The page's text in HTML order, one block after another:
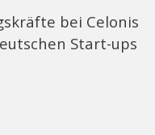
bei Celonis
Start-ups